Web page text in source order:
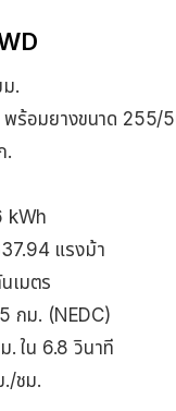
.
ร้อมยางขนาด 255/
.
kWh
แรงม้า
เมตร
กม. (NEDC)
. ใน 6.8 วินาที
./ชม.